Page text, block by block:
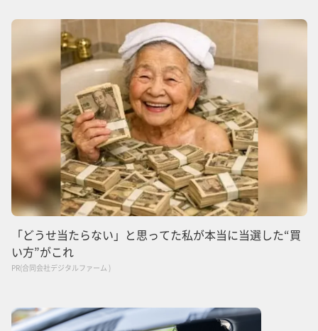
「どうせ当たらない」と思ってた私が本当に当選した“買
い方”がこれ
PR(合同会社デジタルファーム )